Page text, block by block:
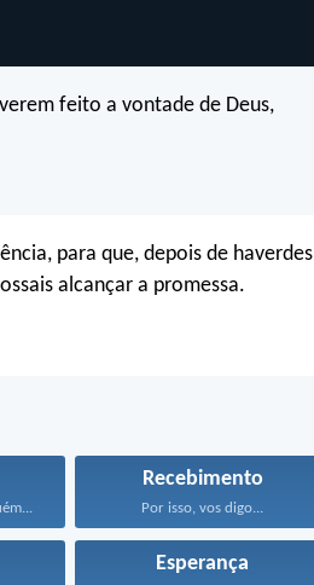
feito a vontade de Deus,
para que, depois de haverdes
alcançar a promessa.
Recebimento
Por isso, vos digo...
Esperança